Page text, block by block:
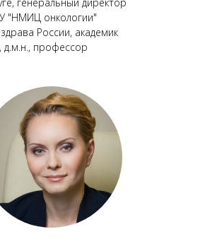
"НМИЦ онкологии"
России, академик
д.м.н., профессор